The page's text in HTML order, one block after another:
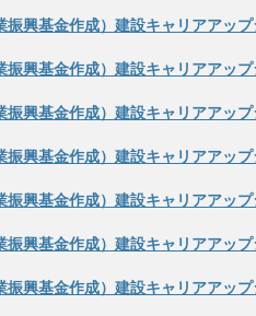
振興基金作成）建設キャリアアッ
振興基金作成）建設キャリアアッ
振興基金作成）建設キャリアアッ
振興基金作成）建設キャリアアッ
振興基金作成）建設キャリアアッ
振興基金作成）建設キャリアアッ
振興基金作成）建設キャリアアッ